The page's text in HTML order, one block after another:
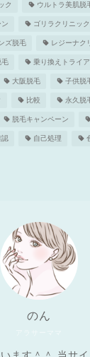
ク ウルトラ美肌脱
ゴリラクリニック
ズ脱毛 レジーナク
毛 乗り換えトライ
大阪脱毛 子供脱
比較 永久脱
脱毛キャンペーン
認 自己処理
のん